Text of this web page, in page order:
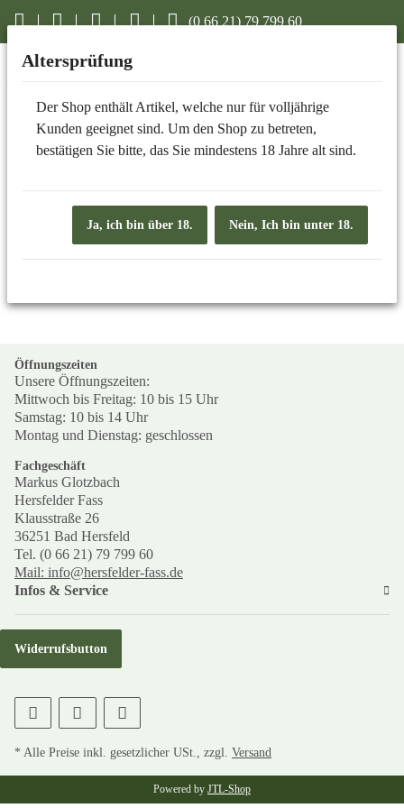
(0 66 21) 79 799 60
ONLINE SHOP
Senf Senfsaucen
Öffnungszeiten
Unsere Öffnungszeiten:
Mittwoch bis Freitag: 10 bis 15 Uhr
Samstag: 10 bis 14 Uhr
Montag und Dienstag: geschlossen
Fachgeschäft
Markus Glotzbach
Hersfelder Fass
Klausstraße 26
36251 Bad Hersfeld
Tel. (0 66 21) 79 799 60
Mail: info@hersfelder-fass.de
Infos & Service
Widerrufsbutton
* Alle Preise inkl. gesetzlicher USt., zzgl. Versand
Powered by JTL-Shop
Altersprüfung
Der Shop enthält Artikel, welche nur für volljährige
Kunden geeignet sind. Um den Shop zu betreten,
bestätigen Sie bitte, das Sie mindestens 18 Jahre alt sind.
Ja, ich bin über 18. Nein, Ich bin unter 18.